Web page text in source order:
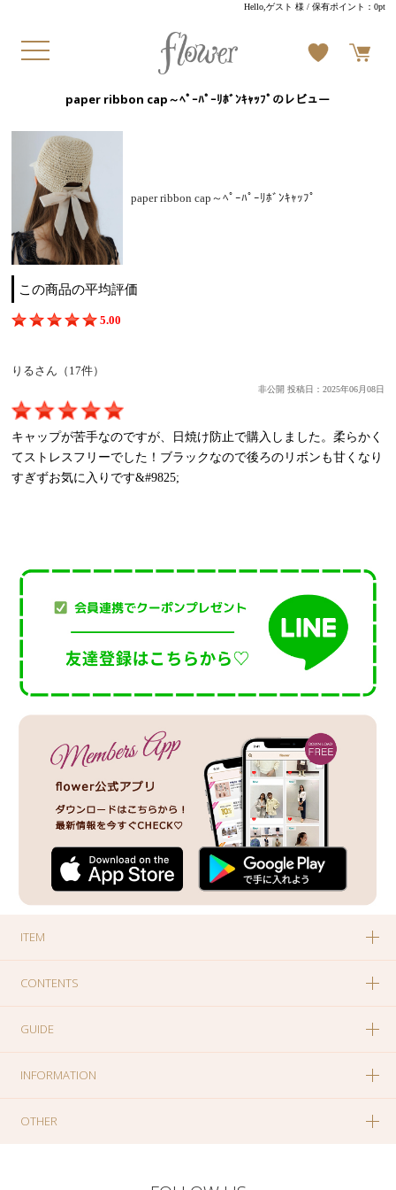
Hello,ゲスト 様 / 保有ポイント：0pt
paper ribbon cap～ﾍﾟｰﾊﾟｰﾘﾎﾞﾝｷｬｯﾌﾟのレビュー
paper ribbon cap～ﾍﾟｰﾊﾟｰﾘﾎﾞﾝｷｬｯﾌﾟ
この商品の平均評価
5.00
りるさん（17件）
非公開 投稿日：2025年06月08日
キャップが苦手なのですが、日焼け防止で購入しました。柔らかく
てストレスフリーでした！ブラックなので後ろのリボンも甘くなり
すぎずお気に入りです&#9825;
ITEM
CONTENTS
GUIDE
INFORMATION
OTHER